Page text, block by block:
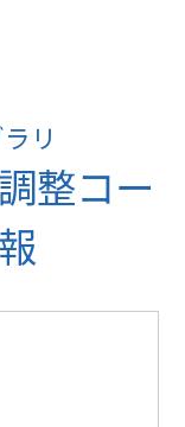
リ
整コー